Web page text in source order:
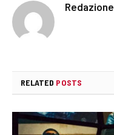
Redazione
RELATED POSTS